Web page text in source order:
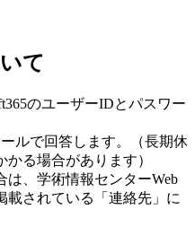
て
のユーザーIDとパスワー
ルで回答します。（長期休
る場合があります）
は、学術情報センターWeb
載されている「連絡先」に